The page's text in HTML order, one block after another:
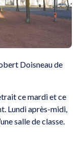
Doisneau de
ce mardi et ce
Lundi après-midi,
salle de classe.